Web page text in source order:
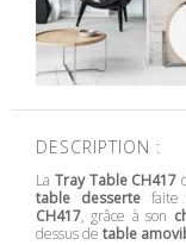
DESCRIPTION :
La Tray Table CH417
table dessertefaite
CH417, grâce à son
dessus de table